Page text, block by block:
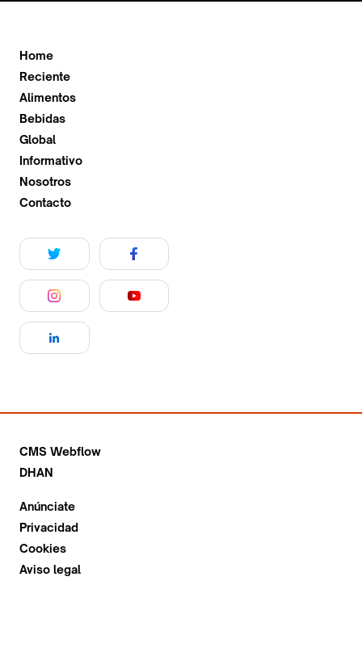
Home
Reciente
Alimentos
Bebidas
Global
Informativo
Nosotros
Contacto
CMS Webflow
DHAN
Anúnciate
Privacidad
Cookies
Aviso legal